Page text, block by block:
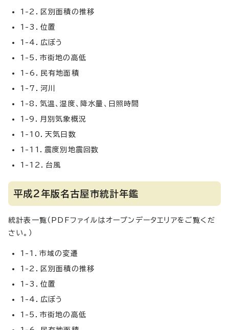
1-2．区別面積の推移
1-3．位置
1-4．広ぼう
1-5．市街地の高低
1-6．民有地面積
1-7．河川
1-8．気温、湿度、降水量、日照時間
1-9．月別気象概況
1-10．天気日数
1-11．震度別地震回数
1-12．台風
平成2年版名古屋市統計年鑑
統計表一覧（PDFファイルはオープンデータエリアをご覧くだ
さい。）
1-1．市域の変遷
1-2．区別面積の推移
1-3．位置
1-4．広ぼう
1-5．市街地の高低